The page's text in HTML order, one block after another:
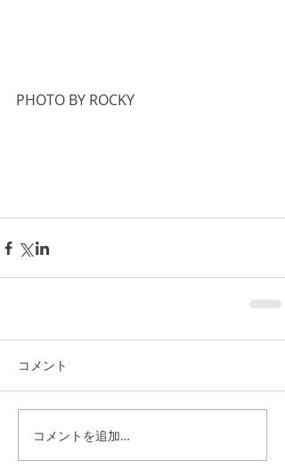
PHOTO BY ROCKY
コメント
コメントを追加…